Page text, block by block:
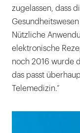
zugelassen, dass
Nützliche
elektronische
noch 2016 wurde
das passt
Telemedizin.“